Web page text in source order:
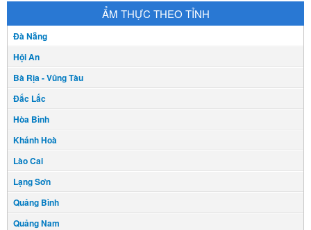
ẨM THỰC THEO TỈNH
Đà Nẵng
Hội An
Bà Rịa - Vũng Tàu
Đắc Lắc
Hòa Bình
Khánh Hoà
Lào Cai
Lạng Sơn
Quảng Bình
Quảng Nam